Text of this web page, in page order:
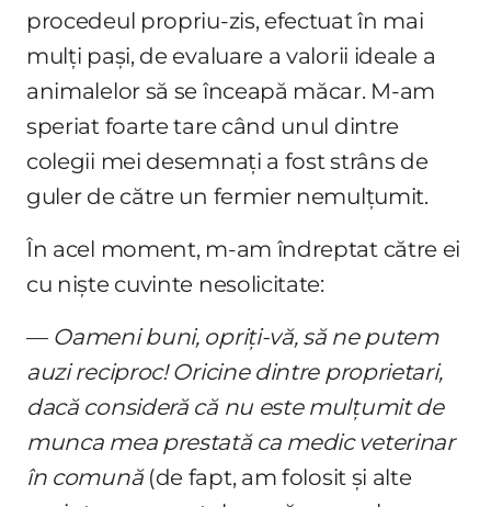
procedeul propriu-zis, efectuat în mai
mulți pași, de evaluare a valorii ideale a
animalelor să se înceapă măcar. M-am
speriat foarte tare când unul dintre
colegii mei desemnați a fost strâns de
guler de către un fermier nemulțumit.
În acel moment, m-am îndreptat către ei
cu niște cuvinte nesolicitate:
— Oameni buni, opriți-vă, să ne putem
auzi reciproc! Oricine dintre proprietari,
dacă consideră că nu este mulțumit de
munca mea prestată ca medic veterinar
în comună(de fapt, am folosit și alte